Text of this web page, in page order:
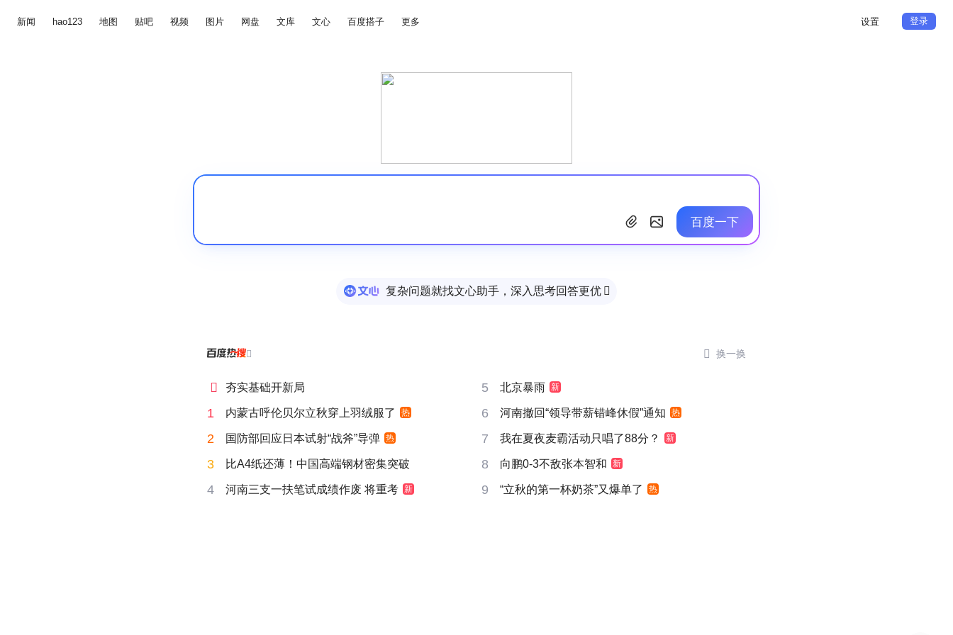
新闻 hao123 地图 贴吧 视频 图片 网盘 文库 文心 百度搭子 更多 设置 登录
百度一下
复杂问题就找文心助手，深入思考回答更优 
  换一换
 夯实基础开新局 5 北京暴雨 新
1 内蒙古呼伦贝尔立秋穿上羽绒服了 热 6 河南撤回“领导带薪错峰休假”通知 热
2 国防部回应日本试射“战斧”导弹 热 7 我在夏夜麦霸活动只唱了88分？ 新
3 比A4纸还薄！中国高端钢材密集突破 8 向鹏0-3不敌张本智和 新
4 河南三支一扶笔试成绩作废 将重考 新 9 “立秋的第一杯奶茶”又爆单了 热